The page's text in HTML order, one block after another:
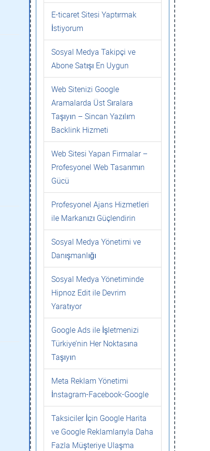
E-ticaret Sitesi Yaptırmak
İstiyorum
Sosyal Medya Takipçi ve
Abone Satışı En Uygun
Web Sitenizi Google
Aramalarda Üst Sıralara
Taşıyın – Sincan Yazılım
Backlink Hizmeti
Web Sitesi Yapan Firmalar –
Profesyonel Web Tasarımın
Gücü
Profesyonel Ajans Hizmetleri
ile Markanızı Güçlendirin
Sosyal Medya Yönetimi ve
Danışmanlığı
Sosyal Medya Yönetiminde
Hipnoz Edit ile Devrim
Yaratıyor
Google Ads ile İşletmenizi
Türkiye’nin Her Noktasına
Taşıyın
Meta Reklam Yönetimi
İnstagram-Facebook-Google
Taksiciler İçin Google Harita
ve Google Reklamlarıyla Daha
Fazla Müşteriye Ulaşma